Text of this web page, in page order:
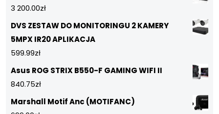
3 200.00zł
DVS ZESTAW DO MONITORINGU 2 KAMERY
5MPX IR20 APLIKACJA
599.99zł
Asus ROG STRIX B550-F GAMING WIFI II
840.75zł
Marshall Motif Anc (MOTIFANC)